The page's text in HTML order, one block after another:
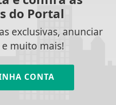
do Portal
exclusivas, anunciar
muito mais!
CONTA